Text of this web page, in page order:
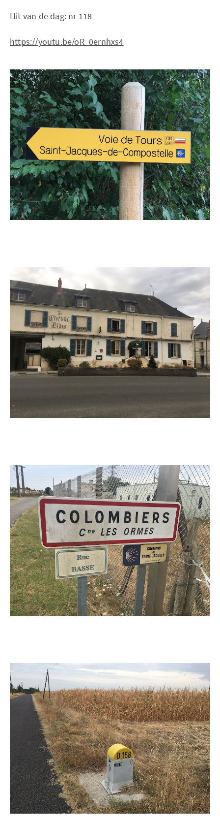
Hit van de dag: nr 118
https://youtu.be/oR_0ernhxs4